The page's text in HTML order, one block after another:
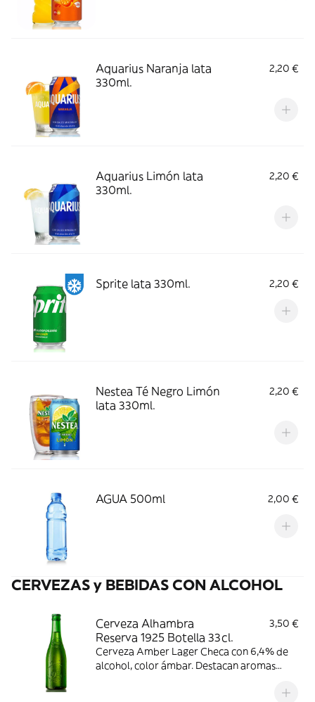
Aquarius Naranja lata
330ml.
2,20 €
Aquarius Limón lata
330ml.
2,20 €
Sprite lata 330ml. 2,20 €
Nestea Té Negro Limón
lata 330ml.
2,20 €
AGUA 500ml 2,00 €
CERVEZAS y BEBIDAS CON ALCOHOL
Cerveza Alhambra
Reserva 1925 Botella 33cl.
3,50 €
Cerveza Amber Lager Checa con 6,4% de
alcohol, color ámbar. Destacan aromas